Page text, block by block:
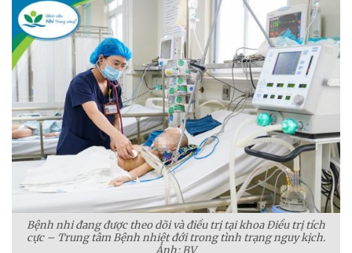
Bệnh nhi đang được theo dõi và điều trị tại khoa Điều trị tích
cực – Trung tâm Bệnh nhiệt đới trong tình trạng nguy kịch.
Ảnh: BV